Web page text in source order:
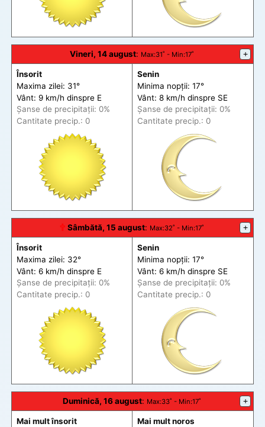
Vineri, 14 august: Max:31˚ - Min:17˚ +
Însorit
Maxima zilei: 31°
Vânt: 9 km/h dinspre E
Șanse de precipitații: 0%
Cantitate precip.: 0
Senin
Minima nopții: 17°
Vânt: 8 km/h dinspre SE
Șanse de precipitații: 0%
Cantitate precip.: 0
🕆 Sâmbătă, 15 august: Max:32˚ - Min:17˚ +
Însorit
Maxima zilei: 32°
Vânt: 6 km/h dinspre E
Șanse de precipitații: 0%
Cantitate precip.: 0
Senin
Minima nopții: 17°
Vânt: 6 km/h dinspre SE
Șanse de precipitații: 0%
Cantitate precip.: 0
Duminică, 16 august: Max:33˚ - Min:17˚ +
Mai mult însorit
Mai mult noros